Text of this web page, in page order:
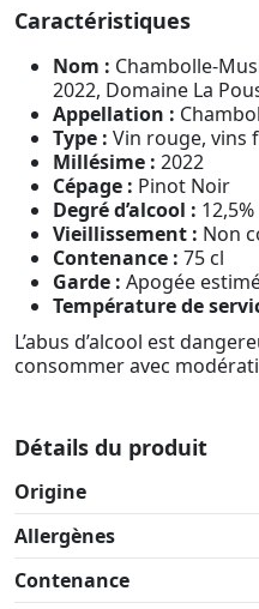
Caractéristiques
Nom : Chambolle-
2022, Domaine La
Appellation :
Type : Vin rouge, vins
Millésime : 2022
Cépage : Pinot Noir
Degré d’alcool : 12,5%
Vieillissement : Non
Contenance : 75 cl
Garde : Apogée
Température de
L’abus d’alcool est
consommer avec
Détails du produit
Origine
Allergènes
Contenance